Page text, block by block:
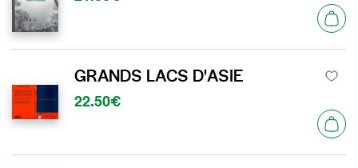
GRANDS LACS D'ASIE
22.50€